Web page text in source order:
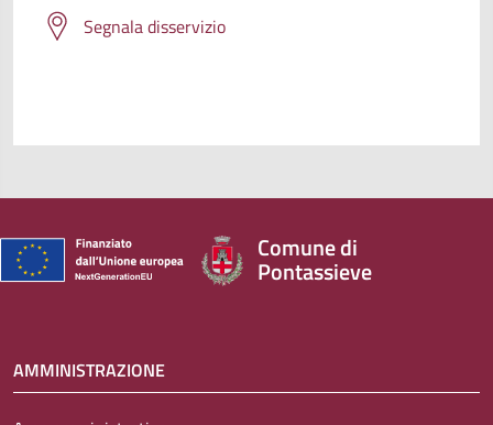
Segnala disservizio
Comune di
Pontassieve
AMMINISTRAZIONE